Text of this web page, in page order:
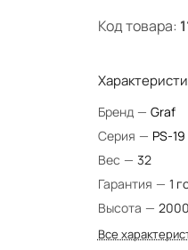
Код товара:
Бренд — Graf
Серия — PS-19
Вес — 32
Гарантия — 1
Высота — 2000
Все